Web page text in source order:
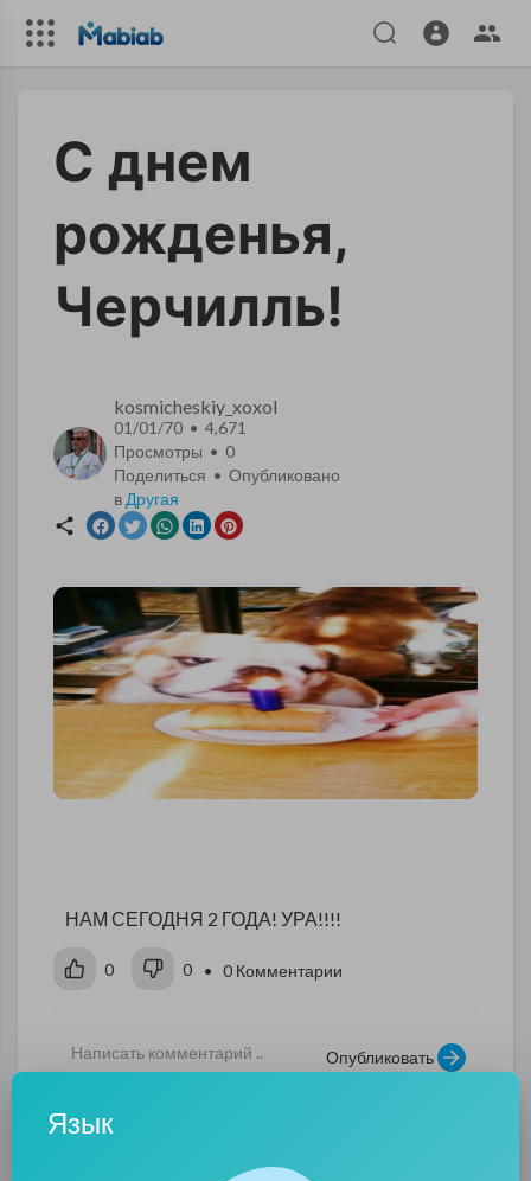
С днем
рожденья,
Черчилль!
kosmicheskiy_xoxol
01/01/70 • 4,671
Просмотры • 0
Поделиться • Опубликовано
в Другая
НАМ СЕГОДНЯ 2 ГОДА! УРА!!!!
0 0 • 0 Комментарии
Опубликовать
Язык